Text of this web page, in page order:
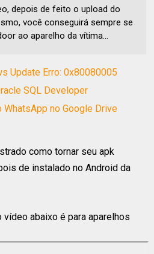
depois de feito o upload do
você conseguirá sempre se
ao aparelho da vítima...
Update Erro: 0x80080005
SQL Developer
WhatsApp no Google Drive
como tornar seu apk
de instalado no Android da
abaixo é para aparelhos